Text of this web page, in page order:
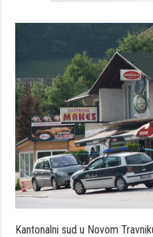
Kantonalni sud u Novom